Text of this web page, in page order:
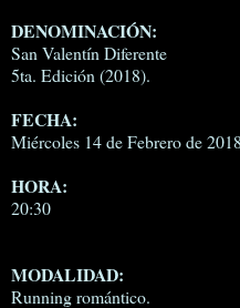
DENOMINACIÓN:
San Valentín Diferente
5ta. Edición (2018).
FECHA:
Miércoles 14 de Febrero de 2018
HORA:
20:30
MODALIDAD:
Running romántico.